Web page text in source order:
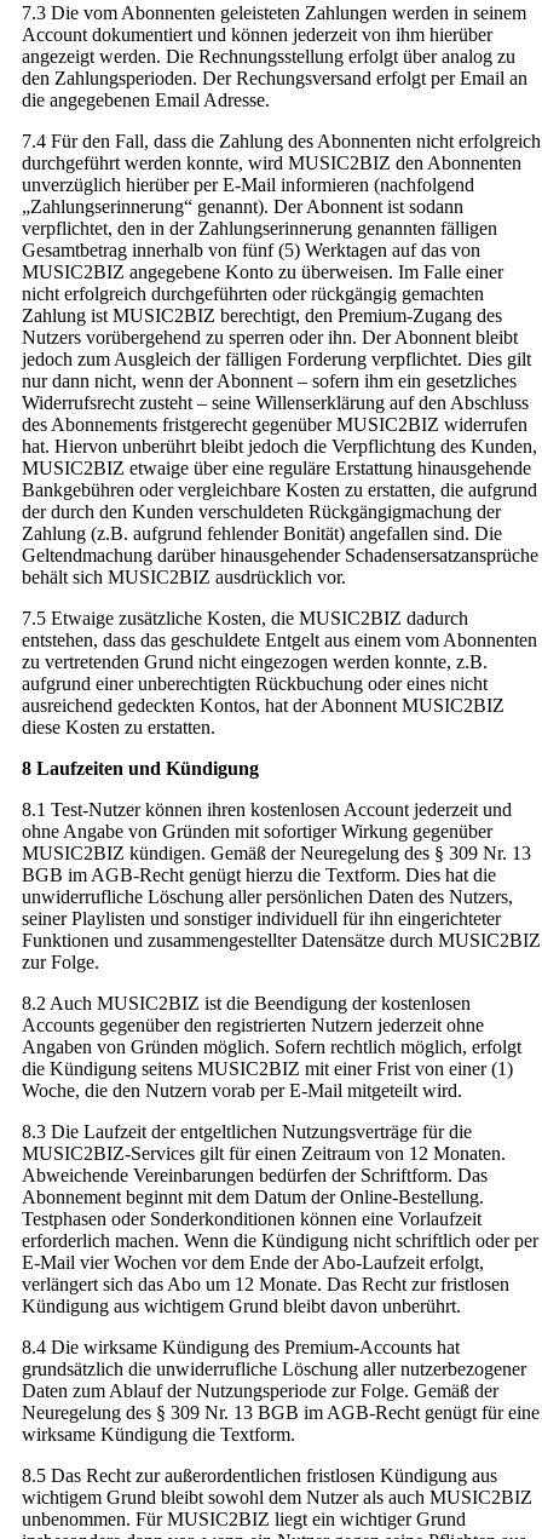
7.3 Die vom Abonnenten geleisteten Zahlungen werden in seinem
Account dokumentiert und können jederzeit von ihm hierüber
angezeigt werden. Die Rechnungsstellung erfolgt über analog zu
den Zahlungsperioden. Der Rechungsversand erfolgt per Email an
die angegebenen Email Adresse.
7.4 Für den Fall, dass die Zahlung des Abonnenten nicht erfolgreich
durchgeführt werden konnte, wird MUSIC2BIZ den Abonnenten
unverzüglich hierüber per E-Mail informieren (nachfolgend
„Zahlungserinnerung“ genannt). Der Abonnent ist sodann
verpflichtet, den in der Zahlungserinnerung genannten fälligen
Gesamtbetrag innerhalb von fünf (5) Werktagen auf das von
MUSIC2BIZ angegebene Konto zu überweisen. Im Falle einer
nicht erfolgreich durchgeführten oder rückgängig gemachten
Zahlung ist MUSIC2BIZ berechtigt, den Premium-Zugang des
Nutzers vorübergehend zu sperren oder ihn. Der Abonnent bleibt
jedoch zum Ausgleich der fälligen Forderung verpflichtet. Dies gilt
nur dann nicht, wenn der Abonnent – sofern ihm ein gesetzliches
Widerrufsrecht zusteht – seine Willenserklärung auf den Abschluss
des Abonnements fristgerecht gegenüber MUSIC2BIZ widerrufen
hat. Hiervon unberührt bleibt jedoch die Verpflichtung des Kunden,
MUSIC2BIZ etwaige über eine reguläre Erstattung hinausgehende
Bankgebühren oder vergleichbare Kosten zu erstatten, die aufgrund
der durch den Kunden verschuldeten Rückgängigmachung der
Zahlung (z.B. aufgrund fehlender Bonität) angefallen sind. Die
Geltendmachung darüber hinausgehender Schadensersatzansprüche
behält sich MUSIC2BIZ ausdrücklich vor.
7.5 Etwaige zusätzliche Kosten, die MUSIC2BIZ dadurch
entstehen, dass das geschuldete Entgelt aus einem vom Abonnenten
zu vertretenden Grund nicht eingezogen werden konnte, z.B.
aufgrund einer unberechtigten Rückbuchung oder eines nicht
ausreichend gedeckten Kontos, hat der Abonnent MUSIC2BIZ
diese Kosten zu erstatten.
8 Laufzeiten und Kündigung
8.1 Test-Nutzer können ihren kostenlosen Account jederzeit und
ohne Angabe von Gründen mit sofortiger Wirkung gegenüber
MUSIC2BIZ kündigen. Gemäß der Neuregelung des § 309 Nr. 13
BGB im AGB-Recht genügt hierzu die Textform. Dies hat die
unwiderrufliche Löschung aller persönlichen Daten des Nutzers,
seiner Playlisten und sonstiger individuell für ihn eingerichteter
Funktionen und zusammengestellter Datensätze durch MUSIC2BIZ
zur Folge.
8.2 Auch MUSIC2BIZ ist die Beendigung der kostenlosen
Accounts gegenüber den registrierten Nutzern jederzeit ohne
Angaben von Gründen möglich. Sofern rechtlich möglich, erfolgt
die Kündigung seitens MUSIC2BIZ mit einer Frist von einer (1)
Woche, die den Nutzern vorab per E-Mail mitgeteilt wird.
8.3 Die Laufzeit der entgeltlichen Nutzungsverträge für die
MUSIC2BIZ-Services gilt für einen Zeitraum von 12 Monaten.
Abweichende Vereinbarungen bedürfen der Schriftform. Das
Abonnement beginnt mit dem Datum der Online-Bestellung.
Testphasen oder Sonderkonditionen können eine Vorlaufzeit
erforderlich machen. Wenn die Kündigung nicht schriftlich oder per
E-Mail vier Wochen vor dem Ende der Abo-Laufzeit erfolgt,
verlängert sich das Abo um 12 Monate. Das Recht zur fristlosen
Kündigung aus wichtigem Grund bleibt davon unberührt.
8.4 Die wirksame Kündigung des Premium-Accounts hat
grundsätzlich die unwiderrufliche Löschung aller nutzerbezogener
Daten zum Ablauf der Nutzungsperiode zur Folge. Gemäß der
Neuregelung des § 309 Nr. 13 BGB im AGB-Recht genügt für eine
wirksame Kündigung die Textform.
8.5 Das Recht zur außerordentlichen fristlosen Kündigung aus
wichtigem Grund bleibt sowohl dem Nutzer als auch MUSIC2BIZ
unbenommen. Für MUSIC2BIZ liegt ein wichtiger Grund